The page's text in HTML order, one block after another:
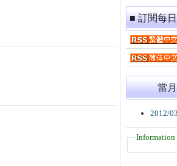
■ 訂閱每
當
2012/
Information